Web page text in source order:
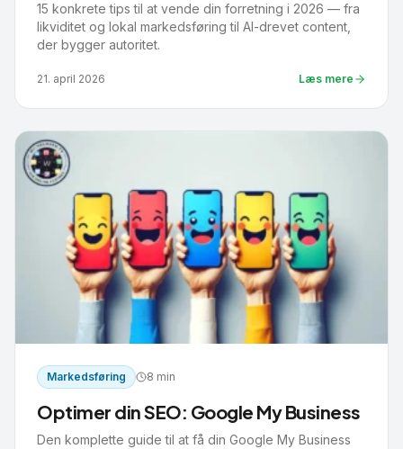
15 konkrete tips til at vende din forretning i 2026 — fra
likviditet og lokal markedsføring til AI-drevet content,
der bygger autoritet.
21. april 2026 Læs mere
Markedsføring 8 min
Optimer din SEO: Google My Business
Den komplette guide til at få din Google My Business